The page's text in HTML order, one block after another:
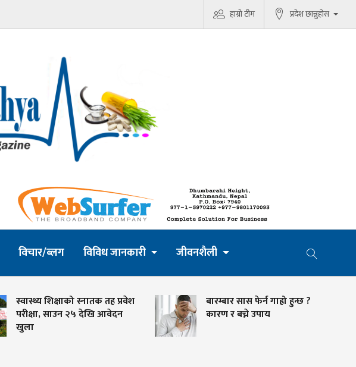
हाम्रो टीम प्रदेश छान्नुहोस
विचार/ब्लग विविध जानकारी जीवनशैली
स्वास्थ्य शिक्षाको स्नातक तह प्रवेश
परीक्षा, साउन २५ देखि आवेदन
खुला
बारम्बार सास फेर्न गाह्रो हुन्छ ?
कारण र बच्ने उपाय